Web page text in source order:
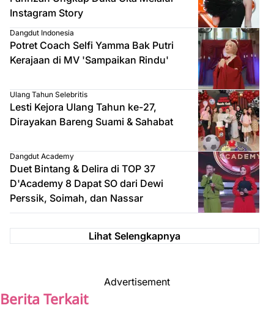
Instagram Story
Dangdut Indonesia
Potret Coach Selfi Yamma Bak Putri
Kerajaan di MV 'Sampaikan Rindu'
Ulang Tahun Selebritis
Lesti Kejora Ulang Tahun ke-27,
Dirayakan Bareng Suami & Sahabat
Dangdut Academy
Duet Bintang & Delira di TOP 37
D'Academy 8 Dapat SO dari Dewi
Perssik, Soimah, dan Nassar
Lihat Selengkapnya
Advertisement
Berita Terkait